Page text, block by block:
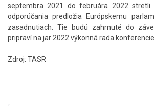
septembra 2021 do februára 2022 stretli
odporúčania predložia Európskemu
zasadnutiach. Tie budú zahrnuté do
pripraví na jar 2022 výkonná rada
Zdroj: TASR
hlavné